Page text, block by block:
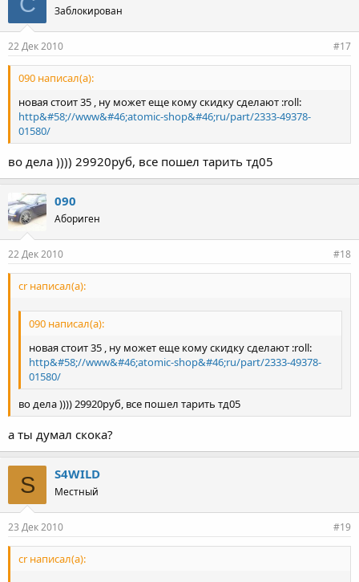
Заблокирован
22 Дек 2010 #17
090 написал(а):
новая стоит 35 , ну может еще кому скидку сделают :roll:
http&#58;//www&#46;atomic-shop&#46;ru/part/2333-49378-
01580/
во дела )))) 29920руб, все пошел тарить тд05
090
Абориген
22 Дек 2010 #18
cr написал(а):
090 написал(а):
новая стоит 35 , ну может еще кому скидку сделают :roll:
http&#58;//www&#46;atomic-shop&#46;ru/part/2333-49378-
01580/
во дела )))) 29920руб, все пошел тарить тд05
а ты думал скока?
S S4WILD
Местный
23 Дек 2010 #19
cr написал(а):